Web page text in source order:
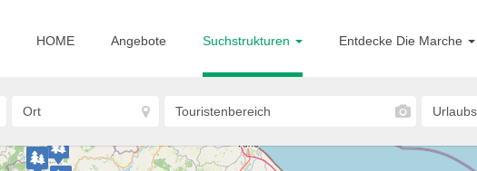
HOME Angebote Suchstrukturen Entdecke Die Marche